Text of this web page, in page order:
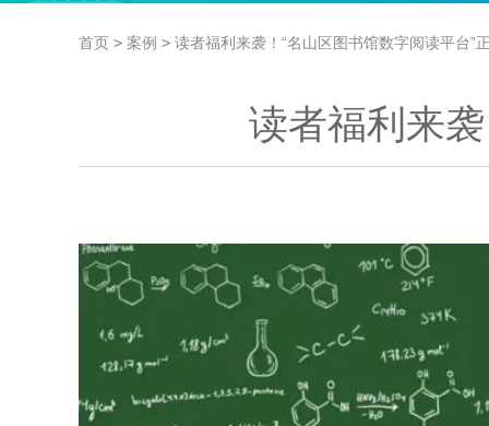
RFID壁挂式自助还书机
RFID智能门禁
云图24H城市书房建设
视听资
数字文
云图古
首页 > 案例 > 读者福利来袭！“名山区图书馆数字阅读平台”
读者福利来